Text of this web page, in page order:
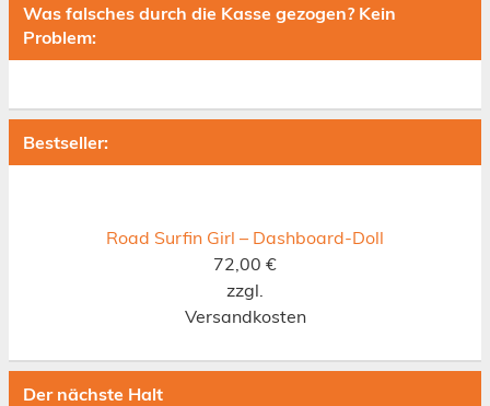
Was falsches durch die Kasse gezogen? Kein
Problem:
Bestseller:
Road Surfin Girl – Dashboard-Doll
72,00 €
zzgl.
Versandkosten
Der nächste Halt